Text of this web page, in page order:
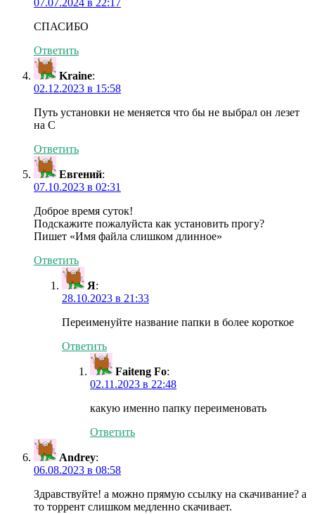
07.07.2024 в 22:17
СПАСИБО
Ответить
Kraine:
02.12.2023 в 15:58
Путь установки не меняется что бы не выбрал он лезет
на C
Ответить
Евгений:
07.10.2023 в 02:31
Доброе время суток!
Подскажите пожалуйста как установить прогу?
Пишет «Имя файла слишком длинное»
Ответить
Я:
28.10.2023 в 21:33
Переименуйте название папки в более короткое
Ответить
Faiteng Fo:
02.11.2023 в 22:48
какую именно папку переименовать
Ответить
Andrey:
06.08.2023 в 08:58
Здравствуйте! а можно прямую ссылку на скачивание? а
то торрент слишком медленно скачивает.